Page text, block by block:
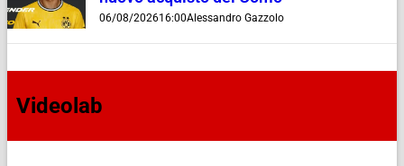
06/08/202616:00Alessandro Gazzolo
Videolab